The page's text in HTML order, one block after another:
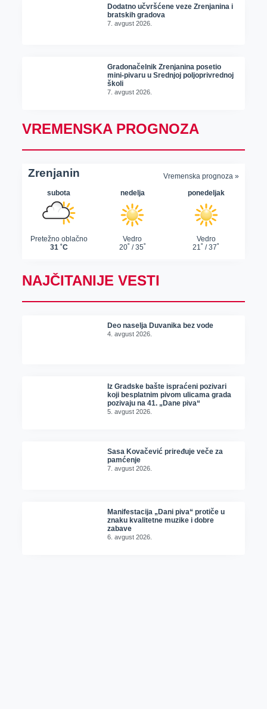
Dodatno učvršćene veze Zrenjanina i
bratskih gradova
7. avgust 2026.
Gradonačelnik Zrenjanina posetio
mini-pivaru u Srednjoj poljoprivrednoj
školi
7. avgust 2026.
VREMENSKA PROGNOZA
NAJČITANIJE VESTI
Deo naselja Duvanika bez vode
4. avgust 2026.
Iz Gradske bašte ispraćeni pozivari
koji besplatnim pivom ulicama grada
pozivaju na 41. „Dane piva“
5. avgust 2026.
Sasa Kovačević priređuje veče za
pamćenje
7. avgust 2026.
Manifestacija „Dani piva“ protiče u
znaku kvalitetne muzike i dobre
zabave
6. avgust 2026.